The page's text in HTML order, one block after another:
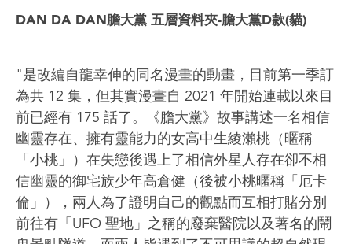
Blind Box
Collectible Characters
Lifestyle Products
DAN DA DAN膽大黨 五層資料夾-膽大黨D款(貓)
"是改編自龍幸伸的同名漫畫的動畫，目前第一季訂
為共 12 集，但其實漫畫自 2021 年開始連載以來目
前已經有 175 話了。《膽大黨》故事講述一名相信
幽靈存在、擁有靈能力的女高中生綾瀨桃（暱稱
「小桃」）在失戀後遇上了相信外星人存在卻不相
信幽靈的御宅族少年高倉健（後被小桃暱稱「厄卡
倫」），兩人為了證明自己的觀點而互相打賭分別
前往有「UFO 聖地」之稱的廢棄醫院以及著名的鬧